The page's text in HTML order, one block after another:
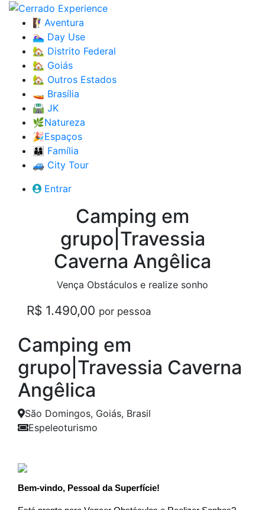
🧗‍♀️Aventura
🏊🏼‍♀️ Day Use
🏡 Distrito Federal
🏡 Goiás
🏡 Outros Estados
🚤 Brasília
🛣️ JK
🌿Natureza
🎉Espaços
👨‍👩‍👦 Família
🚙 City Tour
Entrar
Camping em
grupo|Travessia
Caverna Angêlica
Vença Obstáculos e realize sonho
R$ 1.490,00 por pessoa
Camping em
grupo|Travessia Caverna
Angêlica
São Domingos, Goiás, Brasil
Espeleoturismo
Bem-vindo, Pessoal da Superfície!